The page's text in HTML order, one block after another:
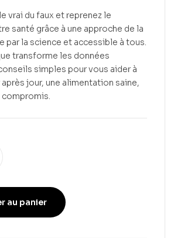
vrai du faux et reprenez le
santé grâce à une approche de la
par la science et accessible à tous.
transforme les données
simples pour vous aider à
jour, une alimentation saine,
compromis.
au panier